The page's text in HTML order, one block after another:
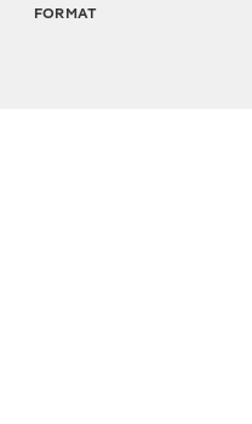
FORMAT